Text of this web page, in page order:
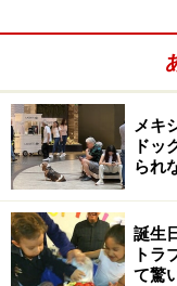
シーは年間契約し
り、1日、3日、1
評です。
短期契約の料金は
コペソ、1週間300
シーのオフィスに
スポート（もしく
どの身分証明書）
メキ
ドッ
られ
誕生
トラ
て驚